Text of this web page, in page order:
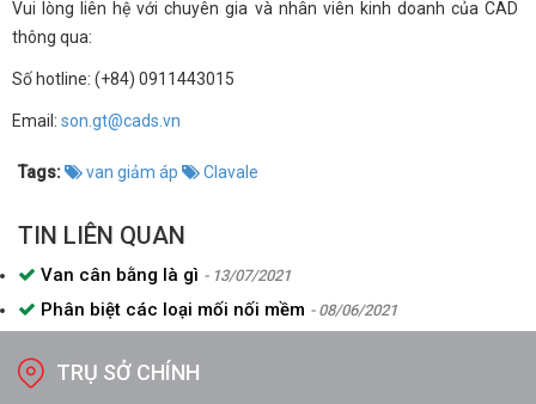
Vui lòng liên hệ với chuyên gia và nhân viên kinh doanh của CAD
thông qua:
Số hotline: (+84) 0911443015
Email: son.gt@cads.vn
Tags: van giảm áp Clavale
TIN LIÊN QUAN
Van cân bằng là gì - 13/07/2021
Phân biệt các loại mối nối mềm - 08/06/2021
TRỤ SỞ CHÍNH